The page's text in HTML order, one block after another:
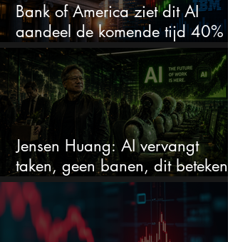
Bank of America ziet dit AI
aandeel de komende tijd 40%
stijgen na 20% daling
Jensen Huang: AI vervangt
taken, geen banen, dit betekent
het voor AI-aandelen